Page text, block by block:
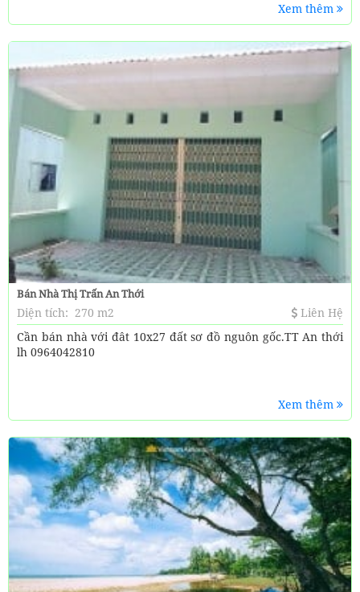
Xem thêm
Bán Nhà Thị Trấn An Thới
Diện tích: 270 m2
Liên Hệ
Cần bán nhà với đât 10x27 đất sơ đồ nguôn gốc.TT An thới
lh 0964042810
Xem thêm